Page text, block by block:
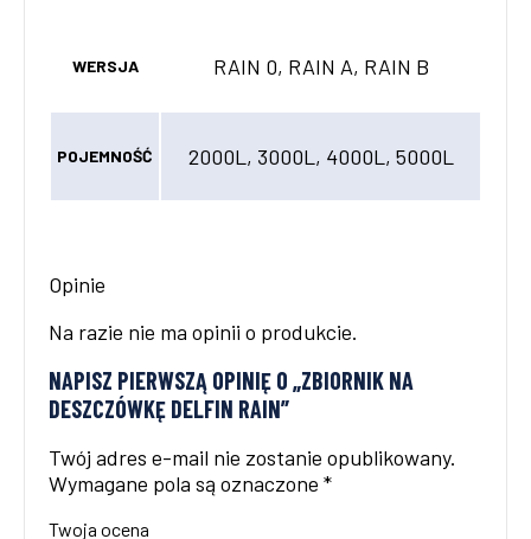
WERSJA RAIN 0, RAIN A, RAIN B
POJEMNOŚĆ 2000L, 3000L, 4000L, 5000L
Opinie
Na razie nie ma opinii o produkcie.
NAPISZ PIERWSZĄ OPINIĘ O „ZBIORNIK NA
DESZCZÓWKĘ DELFIN RAIN”
Twój adres e-mail nie zostanie opublikowany.
Wymagane pola są oznaczone *
Twoja ocena